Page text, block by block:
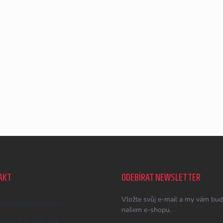
napiste @ earplugs.cz
ODEBÍRAT NEWSLETTER
Vložte svůj e-mail a my vám
našem e-shopu.